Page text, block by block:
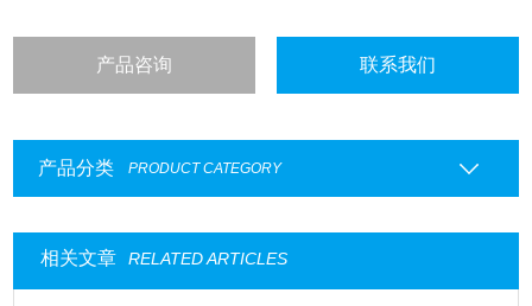
产品咨询 联系我们
产品分类 PRODUCT CATEGORY
相关文章 RELATED ARTICLES